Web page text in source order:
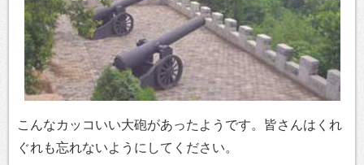
こんなカッコいい大砲があったようです。皆さんはくれ
ぐれも忘れないようにしてください。